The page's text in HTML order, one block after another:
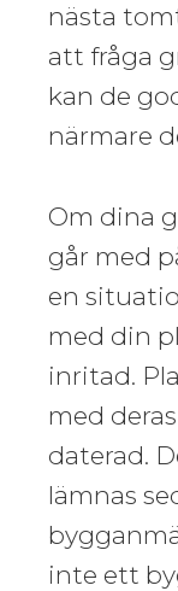
nästa
att fråga
kan de
närmare
Om dina
går med
en
med din
inritad.
med
daterad.
lämnas
inte ett